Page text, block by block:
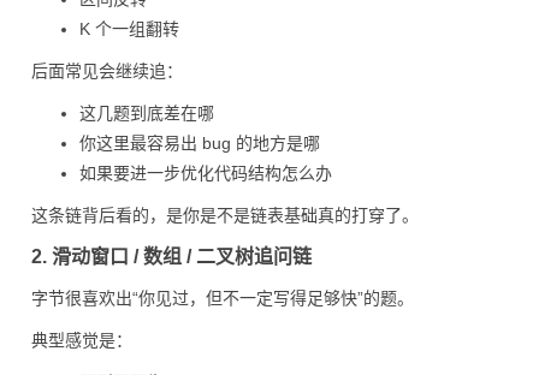
K 个一组翻转
后面常见会继续追：
这几题到底差在哪
你这里最容易出 bug 的地方是哪
如果要进一步优化代码结构怎么办
这条链背后看的，是你是不是链表基础真的打穿了。
2. 滑动窗口 / 数组 / 二叉树追问链
字节很喜欢出“你见过，但不一定写得足够快”的题。
典型感觉是：